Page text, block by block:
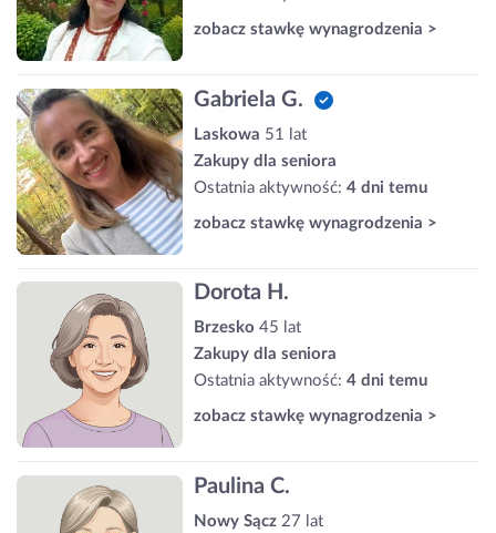
zobacz stawkę wynagrodzenia >
Gabriela G.
Laskowa 51 lat
Zakupy dla seniora
Ostatnia aktywność: 4 dni temu
zobacz stawkę wynagrodzenia >
Dorota H.
Brzesko 45 lat
Zakupy dla seniora
Ostatnia aktywność: 4 dni temu
zobacz stawkę wynagrodzenia >
Paulina C.
Nowy Sącz 27 lat